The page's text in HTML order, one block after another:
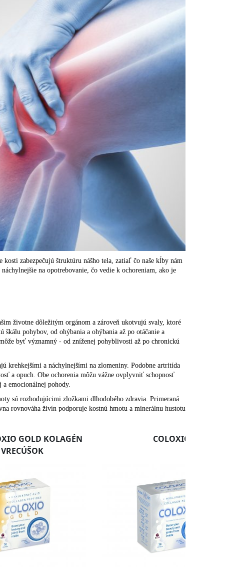
zabezpečujú štruktúru nášho tela, zatiaľ čo naše kĺby nám
na opotrebovanie, čo vedie k ochoreniam, ako je
životne dôležitým orgánom a zároveň ukotvujú svaly, ktoré
pohybov, od ohýbania a ohýbania až po otáčanie a
byť významný - od zníženej pohyblivosti až po chronickú
krehkejšími a náchylnejšími na zlomeniny. Podobne artritída
a opuch. Obe ochorenia môžu vážne ovplyvniť schopnosť
emocionálnej pohody.
sú rozhodujúcimi zložkami dlhodobého zdravia. Primeraná
rovnováha živín podporuje kostnú hmotu a minerálnu hustotu